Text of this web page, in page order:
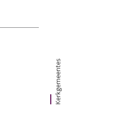
Kerkgemeentes